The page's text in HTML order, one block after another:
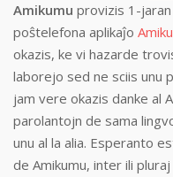
Amikumu provizis 1-
poŝtelefona aplikaĵo
okazis, ke vi hazarde
laborejo sed ne sciis unu
jam vere okazis danke al
parolantojn de sama
unu al la alia. Esperanto
de Amikumu, inter ili